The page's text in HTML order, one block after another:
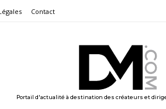
Contact
Portail d'actualité à destination des créateurs et